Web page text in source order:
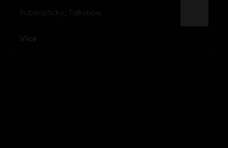
Publicistický Talkshow
Více